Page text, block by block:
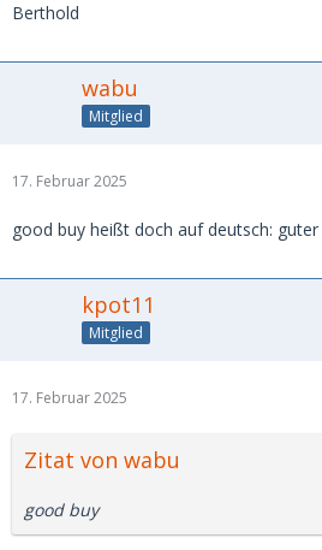
Berthold
wabu
Mitglied
17. Februar 2025
good buy heißt doch auf deutsch: guter
kpot11
Mitglied
17. Februar 2025
Zitat von wabu
good buy